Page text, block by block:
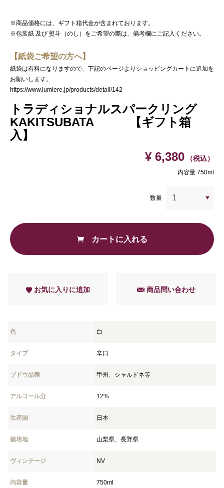
※商品価格には、ギフト箱代金が含まれております。
※包装紙 及び 熨斗（のし）をご希望の際は、備考欄にご記入ください。
【紙袋ご希望の方へ】
紙袋は有料になりますので、下記のページよりショッピングカートに追加を
お願いします。
https://www.lumiere.jp/products/detail/142
トラディショナルスパークリング
KAKITSUBATA 【ギフト箱
入】
¥ 6,380
（税込）
内容量 750ml
数量
カートに入れる
お気に入りに追加 商品問い合わせ
色 白
タイプ 辛口
ブドウ品種 甲州、シャルドネ等
アルコール分 12%
生産国 日本
栽培地 山梨県、長野県
ヴィンテージ NV
内容量 750ml